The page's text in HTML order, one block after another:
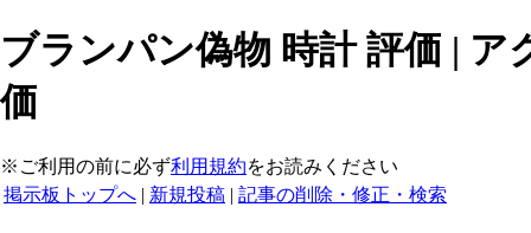
ブランパン偽物 時計 評価 |
価
※ご利用の前に必ず利用規約をお読みください
掲示板トップへ | 新規投稿 | 記事の削除・修正・検索